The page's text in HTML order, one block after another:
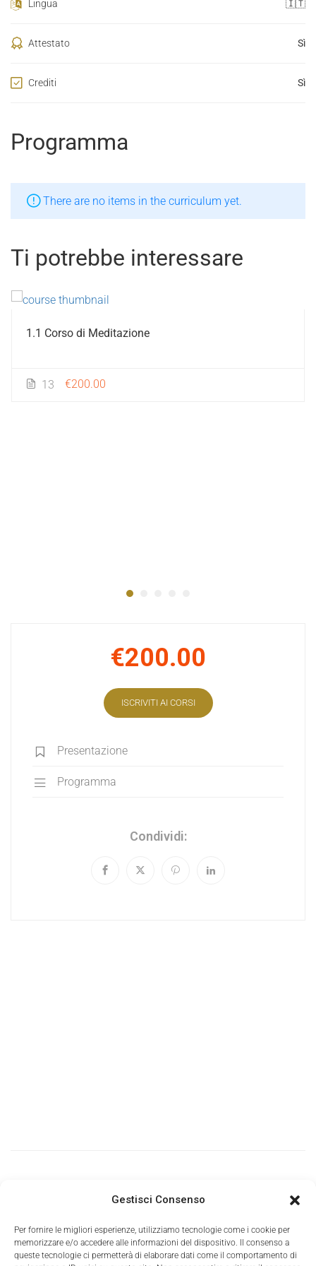
Gestisci Consenso
Per fornire le migliori esperienze, utilizziamo tecnologie come i cookie per
memorizzare e/o accedere alle informazioni del dispositivo. Il consenso a
queste tecnologie ci permetterà di elaborare dati come il comportamento di
Lingua 🇮🇹
Attestato Sì
Crediti Sì
Programma
There are no items in the curriculum yet.
Ti potrebbe interessare
1.1 Corso di Meditazione
13 €200.00
€200.00
ISCRIVITI AI CORSI
Presentazione
Programma
Condividi: